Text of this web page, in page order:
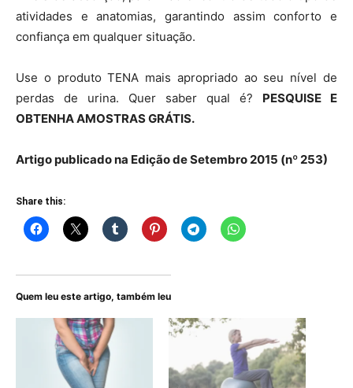
atividades e anatomias, garantindo assim conforto e
confiança em qualquer situação.
Use o produto TENA mais apropriado ao seu nível de
perdas de urina. Quer saber qual é? PESQUISE E
OBTENHA AMOSTRAS GRÁTIS.
Artigo publicado na Edição de Setembro 2015 (nº 253)
Share this:
Quem leu este artigo, também leu